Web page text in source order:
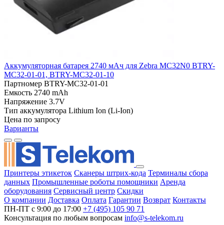
Аккумуляторная батарея 2740 мАч для Zebra MC32N0 BTRY-
MC32-01-01, BTRY-MC32-01-10
Партномер BTRY-MC32-01-01
Емкость 2740 mAh
Напряжение 3.7V
Тип аккумулятора Lithium Ion (Li-Ion)
Цена по запросу
Варианты
Принтеры этикеток Сканеры штрих-кода Терминалы сбора
данных Промышленные роботы помощники Аренда
оборудования Сервисный центр Скидки
О компании Доставка Оплата Гарантии Возврат Контакты
ПН-ПТ с 9:00 до 17:00 +7 (495) 105 90 71
Консультация по любым вопросам info@s-telekom.ru